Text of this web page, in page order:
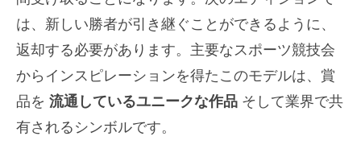
は、新しい勝者が引き継ぐことができるように、
返却する必要があります。主要なスポーツ競技会
からインスピレーションを得たこのモデルは、賞
品を 流通しているユニークな作品 そして業界で共
有されるシンボルです。